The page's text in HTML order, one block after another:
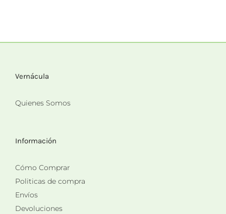
Vernácula
Quienes Somos
Información
Cómo Comprar
Politicas de compra
Envíos
Devoluciones